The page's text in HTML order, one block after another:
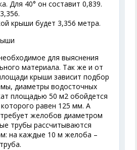
Для 40° он составит 0,839.
крыши будет 3,356 метра.
для выяснения
материала. Так же и от
крыши зависит подбор
диаметры водосточных
площадью 50 м2 обойдется
равен 125 мм. А
желобов диаметром
трубы рассчитываются
на каждые 10 м желоба –